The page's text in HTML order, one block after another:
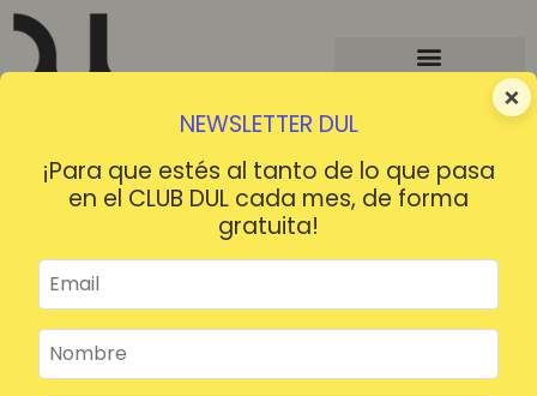
×
NEWSLETTER DUL
¡Para que estés al tanto de lo que pasa
en el CLUB DUL cada mes, de forma
gratuita!
¡HOLA!